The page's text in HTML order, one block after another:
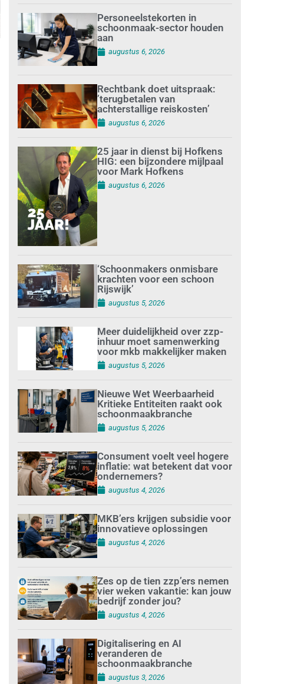
Personeelstekorten in
schoonmaak-sector houden
aan
augustus 6, 2026
Rechtbank doet uitspraak:
’terugbetalen van
achterstallige reiskosten’
augustus 6, 2026
25 jaar in dienst bij Hofkens
HIG: een bijzondere mijlpaal
voor Mark Hofkens
augustus 6, 2026
‘Schoonmakers onmisbare
krachten voor een schoon
Rijswijk’
augustus 5, 2026
Meer duidelijkheid over zzp-
inhuur moet samenwerking
voor mkb makkelijker maken
augustus 5, 2026
Nieuwe Wet Weerbaarheid
Kritieke Entiteiten raakt ook
schoonmaakbranche
augustus 5, 2026
Consument voelt veel hogere
inflatie: wat betekent dat voor
ondernemers?
augustus 4, 2026
MKB’ers krijgen subsidie voor
innovatieve oplossingen
augustus 4, 2026
Zes op de tien zzp’ers nemen
vier weken vakantie: kan jouw
bedrijf zonder jou?
augustus 4, 2026
Digitalisering en AI
veranderen de
schoonmaakbranche
augustus 3, 2026